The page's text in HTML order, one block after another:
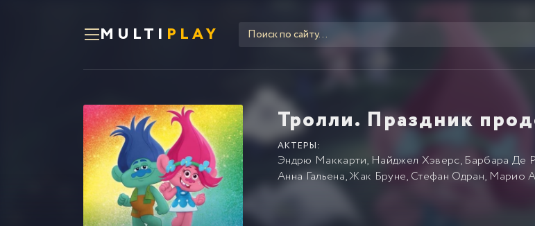
MULTI PLAY
Тролли. Праздник
АКТЕРЫ:
Эндрю Маккарти, Найджел Хэверс, Барбара Де
Анна Гальена,Жак Бруне, Стефан Одран, Марио